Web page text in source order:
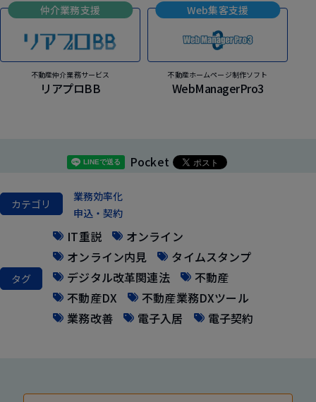
仲介業務支援
不動産仲介業務サービス
リアプロBB
Web集客支援
不動産ホームページ制作ソフト
WebManagerPro3
Pocket
カテゴリ
業務効率化
申込・契約
タグ
IT重説
オンライン
オンライン内見
タイムスタンプ
デジタル改革関連法
不動産
不動産DX
不動産業務DXツール
業務改善
電子入居 電子契約